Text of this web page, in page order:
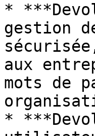
*
gestion
aux
mots de
*